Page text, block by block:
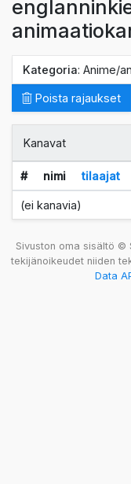
Kategoria: Anime/
Poista rajaukset
Kanavat
# nimi tilaajat
(ei kanavia)
Sivuston oma sisältö ©
tekijänoikeudet niiden
Data